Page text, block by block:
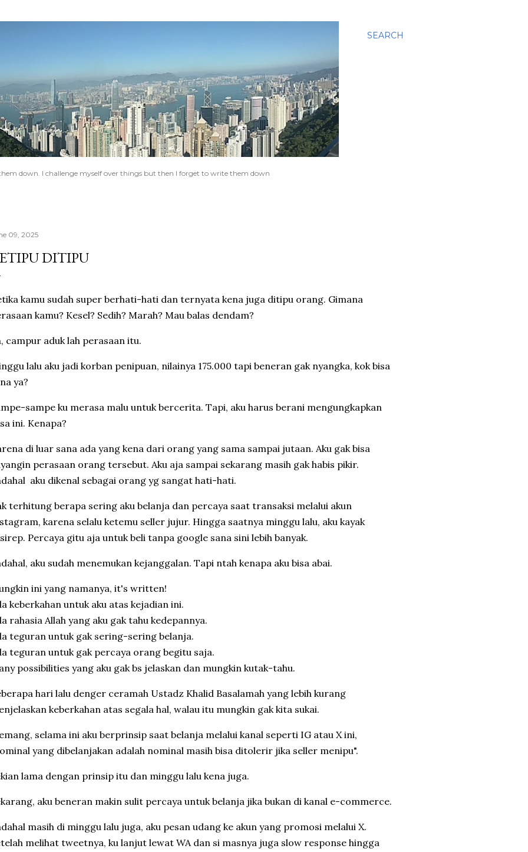
SEARCH
down. I challenge myself over things but then I forget to write them down
09, 2025
DITIPU
kamu sudah super berhati-hati dan ternyata kena juga ditipu orang. Gimana
kamu? Kesel? Sedih? Marah? Mau balas dendam?
campur aduk lah perasaan itu.
lalu aku jadi korban penipuan, nilainya 175.000 tapi beneran gak nyangka, kok bisa
ya?
sampe ku merasa malu untuk bercerita. Tapi, aku harus berani mengungkapkan
ini. Kenapa?
di luar sana ada yang kena dari orang yang sama sampai jutaan. Aku gak bisa
perasaan orang tersebut. Aku aja sampai sekarang masih gak habis pikir.
aku dikenal sebagai orang yg sangat hati-hati.
terhitung berapa sering aku belanja dan percaya saat transaksi melalui akun
karena selalu ketemu seller jujur. Hingga saatnya minggu lalu, aku kayak
Percaya gitu aja untuk beli tanpa google sana sini lebih banyak.
aku sudah menemukan kejanggalan. Tapi ntah kenapa aku bisa abai.
ini yang namanya, it's written!
keberkahan untuk aku atas kejadian ini.
rahasia Allah yang aku gak tahu kedepannya.
teguran untuk gak sering-sering belanja.
teguran untuk gak percaya orang begitu saja.
possibilities yang aku gak bs jelaskan dan mungkin kutak-tahu.
hari lalu denger ceramah Ustadz Khalid Basalamah yang lebih kurang
keberkahan atas segala hal, walau itu mungkin gak kita sukai.
selama ini aku berprinsip saat belanja melalui kanal seperti IG atau X ini,
yang dibelanjakan adalah nominal masih bisa ditolerir jika seller menipu".
lama dengan prinsip itu dan minggu lalu kena juga.
aku beneran makin sulit percaya untuk belanja jika bukan di kanal e-commerce.
masih di minggu lalu juga, aku pesan udang ke akun yang promosi melalui X.
melihat tweetnya, ku lanjut lewat WA dan si masnya juga slow response hingga